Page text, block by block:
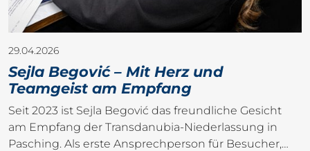
29.04.2026
Sejla Begović – Mit Herz und
Teamgeist am Empfang
Seit 2023 ist Sejla Begović das freundliche Gesicht
am Empfang der Transdanubia-Niederlassung in
Pasching. Als erste Ansprechperson für Besucher,…